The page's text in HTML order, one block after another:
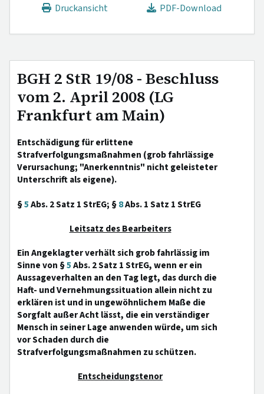
Druckansicht
PDF-Download
BGH 2 StR 19/08 - Beschluss
vom 2. April 2008 (LG
Frankfurt am Main)
Entschädigung für erlittene
Strafverfolgungsmaßnahmen (grob fahrlässige
Verursachung; "Anerkenntnis" nicht geleisteter
Unterschrift als eigene).
§5Abs. 2 Satz 1 StrEG; §8Abs. 1 Satz 1 StrEG
Leitsatz des Bearbeiters
Ein Angeklagter verhält sich grob fahrlässig im
Sinne von §5Abs. 2 Satz 1 StrEG, wenn er ein
Aussageverhalten an den Tag legt, das durch die
Haft- und Vernehmungssituation allein nicht zu
erklären ist und in ungewöhnlichem Maße die
Sorgfalt außer Acht lässt, die ein verständiger
Mensch in seiner Lage anwenden würde, um sich
vor Schaden durch die
Strafverfolgungsmaßnahmen zu schützen.
Entscheidungstenor